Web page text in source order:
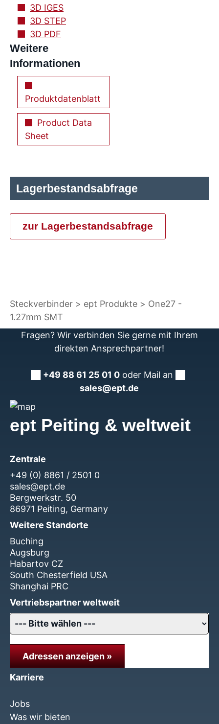
3D IGES
3D STEP
3D PDF
Weitere
Informationen
Produktdatenblatt
Product Data
Sheet
Lagerbestandsabfrage
zur Lagerbestandsabfrage
Steckverbinder ept Produkte
One27 -
1.27mm SMT
Fragen? Wir verbinden Sie gerne mit Ihrem
direkten Ansprechpartner!
+49 88 61 25 01 0 oder Mail an
sales@ept.de
ept Peiting & weltweit
Zentrale
+49 (0) 8861 / 2501 0
sales@ept.de
Bergwerkstr. 50
86971 Peiting, Germany
Weitere Standorte
Buching
Augsburg
Habartov CZ
South Chesterfield USA
Shanghai PRC
Vertriebspartner weltweit
Adressen anzeigen »
Karriere
Jobs
Was wir bieten